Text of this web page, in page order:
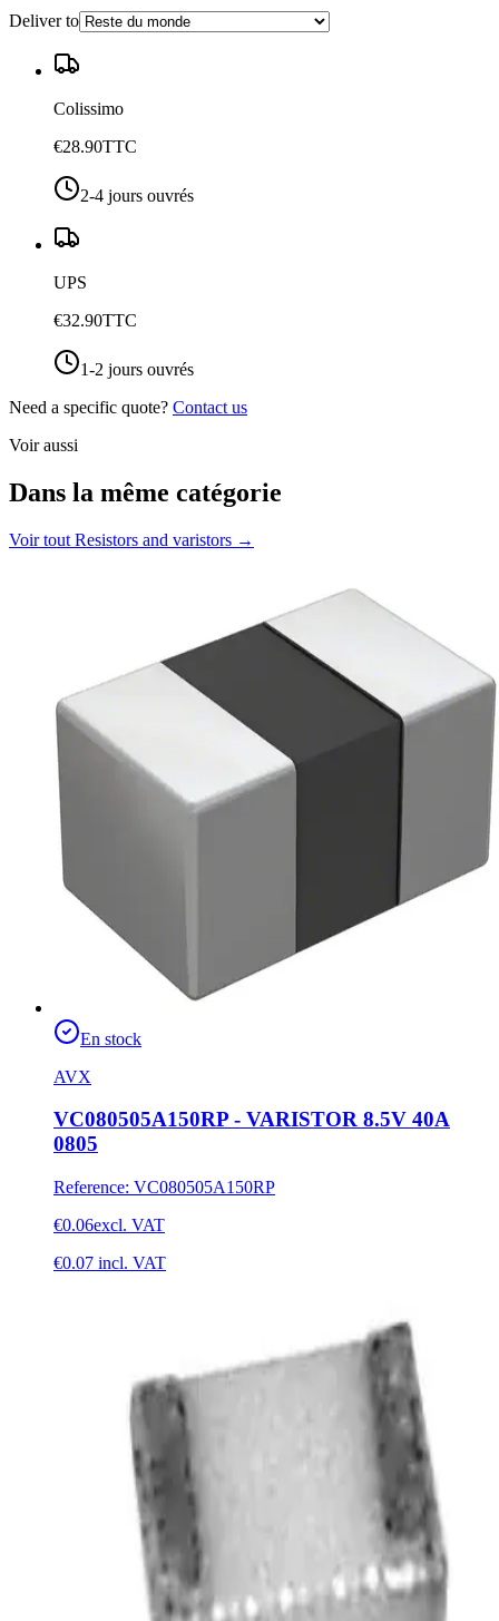
Deliver to
Colissimo
€28.90TTC
2-4 jours ouvrés
UPS
€32.90TTC
1-2 jours ouvrés
Need a specific quote? Contact us
Voir aussi
Dans la même catégorie
Voir tout Resistors and varistors →
En stock
AVX
VC080505A150RP - VARISTOR 8.5V 40A
0805
Reference: VC080505A150RP
€0.06excl. VAT
€0.07 incl. VAT